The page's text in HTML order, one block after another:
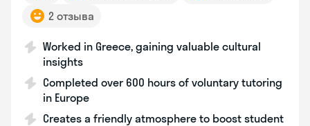
2 отзыва
Worked in Greece, gaining valuable cultural
insights
Completed over 600 hours of voluntary tutoring
in Europe
Creates a friendly atmosphere to boost student